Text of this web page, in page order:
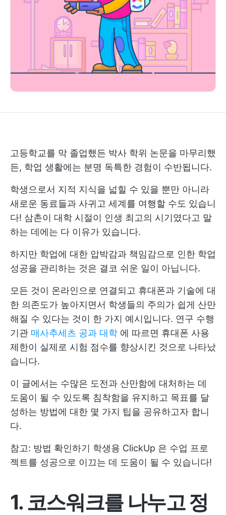
고등학교를 막 졸업했든 박사 학위 논문을 마무리했
든, 학업 생활에는 분명 독특한 경험이 수반됩니다.
학생으로서 지적 지식을 넓힐 수 있을 뿐만 아니라
새로운 동료들과 사귀고 세계를 여행할 수도 있습니
다! 삼촌이 대학 시절이 인생 최고의 시기였다고 말
하는 데에는 다 이유가 있습니다.
하지만 학업에 대한 압박감과 책임감으로 인한 학업
성공을 관리하는 것은 결코 쉬운 일이 아닙니다.
모든 것이 온라인으로 연결되고 휴대폰과 기술에 대
한 의존도가 높아지면서 학생들의 주의가 쉽게 산만
해질 수 있다는 것이 한 가지 예시입니다. 연구 수행
기관 매사추세츠 공과 대학 에 따르면 휴대폰 사용
제한이 실제로 시험 점수를 향상시킨 것으로 나타났
습니다.
이 글에서는 수많은 도전과 산만함에 대처하는 데
도움이 될 수 있도록 침착함을 유지하고 목표를 달
성하는 방법에 대한 몇 가지 팁을 공유하고자 합니
다.
참고: 방법 확인하기 학생용 ClickUp 은 수업 프로
젝트를 성공으로 이끄는 데 도움이 될 수 있습니다!
1. 코스워크를 나누고 정